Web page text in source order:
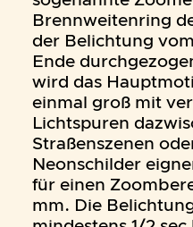
Brennweitenring
der Belichtung
Ende
wird das
einmal groß mit
Lichtspuren
Straßenszenen
Neonschilder
für einen
mm. Die